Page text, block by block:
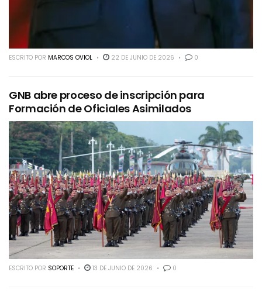
ESCRITO POR MARCOS OVIOL 22 DE JUNIO DE 2026 0
GNB abre proceso de inscripción para
Formación de Oficiales Asimilados
ESCRITO POR SOPORTE 13 DE JUNIO DE 2026 0